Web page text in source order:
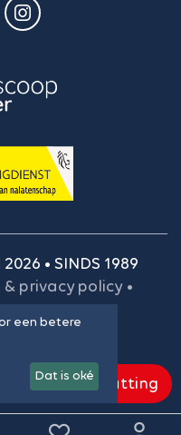
• SINDS 1989
privacy policy •
gegevens •
instellingen
Gratis schatting
een betere
Dat is oké